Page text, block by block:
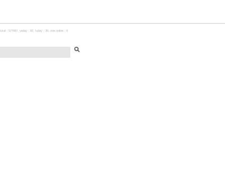
total：577687, yeday：82, today：30, now online：9